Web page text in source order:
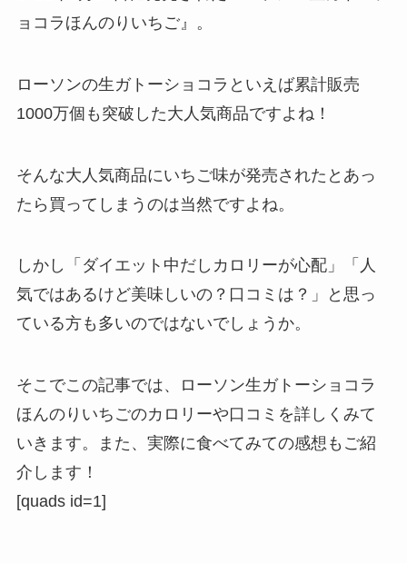
ョコラほんのりいちご』。
ローソンの生ガトーショコラといえば累計販売
1000万個も突破した大人気商品ですよね！
そんな大人気商品にいちご味が発売されたとあっ
たら買ってしまうのは当然ですよね。
しかし「ダイエット中だしカロリーが心配」「人
気ではあるけど美味しいの？口コミは？」と思っ
ている方も多いのではないでしょうか。
そこでこの記事では、ローソン生ガトーショコラ
ほんのりいちごのカロリーや口コミを詳しくみて
いきます。また、実際に食べてみての感想もご紹
介します！
[quads id=1]